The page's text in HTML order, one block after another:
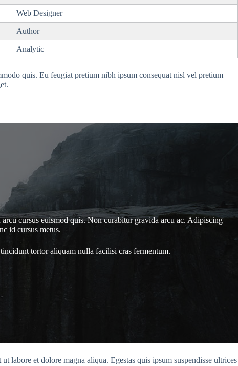
Web Designer
Author
Analytic
quis. Eu feugiat pretium nibh ipsum consequat nisl vel pretium
cursus euismod quis. Non curabitur gravida arcu ac. Adipiscing
id cursus metus.
tortor aliquam nulla facilisi cras fermentum.
labore et dolore magna aliqua. Egestas quis ipsum suspendisse ultrices